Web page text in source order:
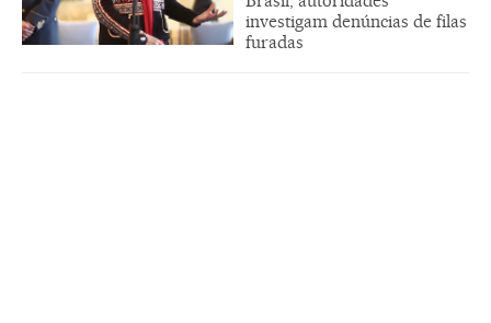
investigam denúncias de filas
furadas